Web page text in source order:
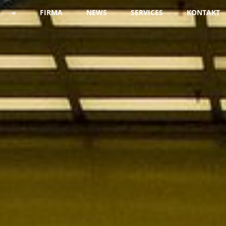
« FIRMA NEWS SERVICES KONTAKT